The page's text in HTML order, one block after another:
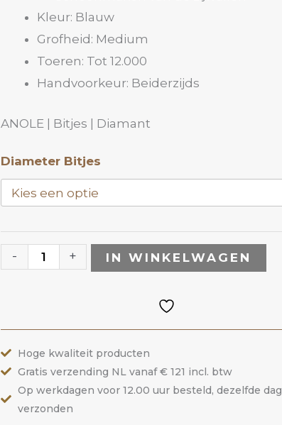
Kleur: Blauw
Grofheid: Medium
Toeren: Tot 12.000
Handvoorkeur: Beiderzijds
ANOLE | Bitjes | Diamant
Diameter Bitjes
-
Diamant
Bitje
DDB
ANOLE
aantal
+ IN WINKELWAGEN
Hoge kwaliteit producten
Gratis verzending NL vanaf € 121 incl. btw
Op werkdagen voor 12.00 uur besteld, dezelfde dag
verzonden